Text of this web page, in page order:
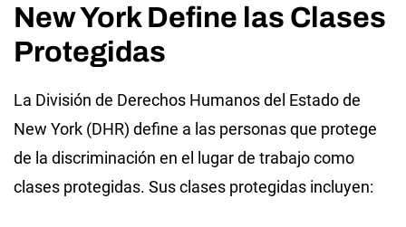
New York Define las Clases
Protegidas
La División de Derechos Humanos del Estado de
New York (DHR) define a las personas que protege
de la discriminación en el lugar de trabajo como
clases protegidas. Sus clases protegidas incluyen: